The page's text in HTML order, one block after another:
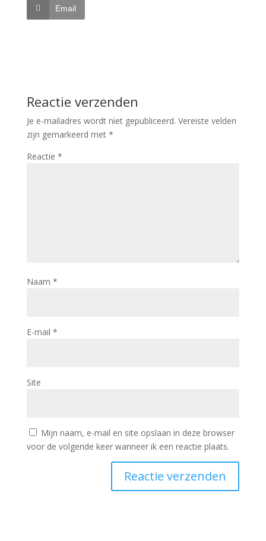
Email
Reactie verzenden
Je e-mailadres wordt niet gepubliceerd. Vereiste velden
zijn gemarkeerd met *
Reactie *
Naam *
E-mail *
Site
Mijn naam, e-mail en site opslaan in deze browser
voor de volgende keer wanneer ik een reactie plaats.